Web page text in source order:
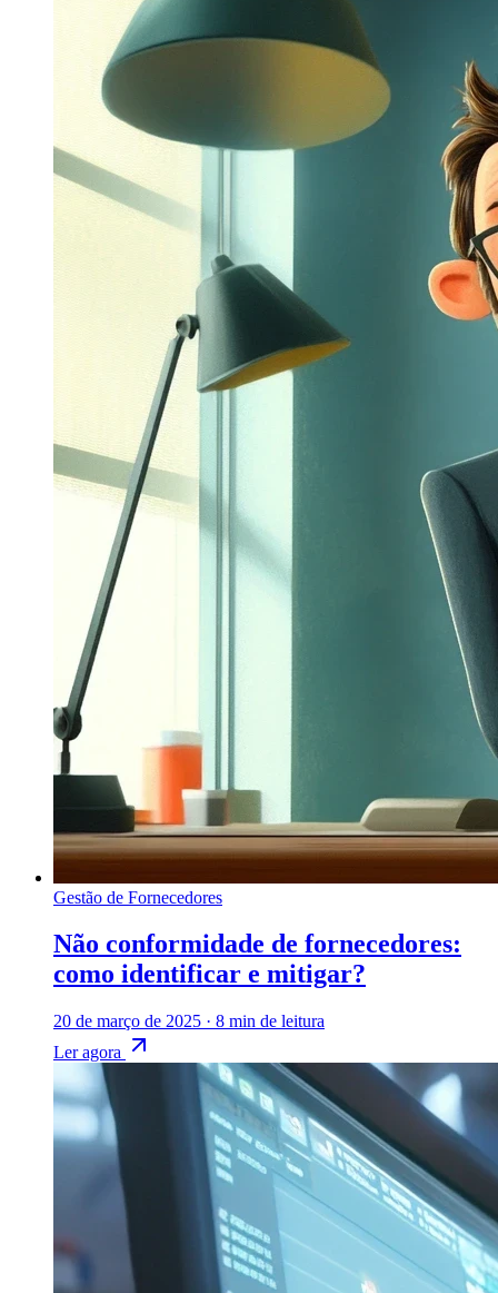
Gestão de Fornecedores
Não conformidade de fornecedores:
como identificar e mitigar?
20 de março de 2025 · 8 min de leitura
Ler agora